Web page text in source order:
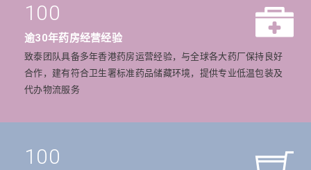
100
逾30年药房经营经验
致泰团队具备多年香港药房运营经验，与全球各大药厂保持良好
合作，建有符合卫生署标准药品储藏环境，提供专业低温包装及
代办物流服务
100